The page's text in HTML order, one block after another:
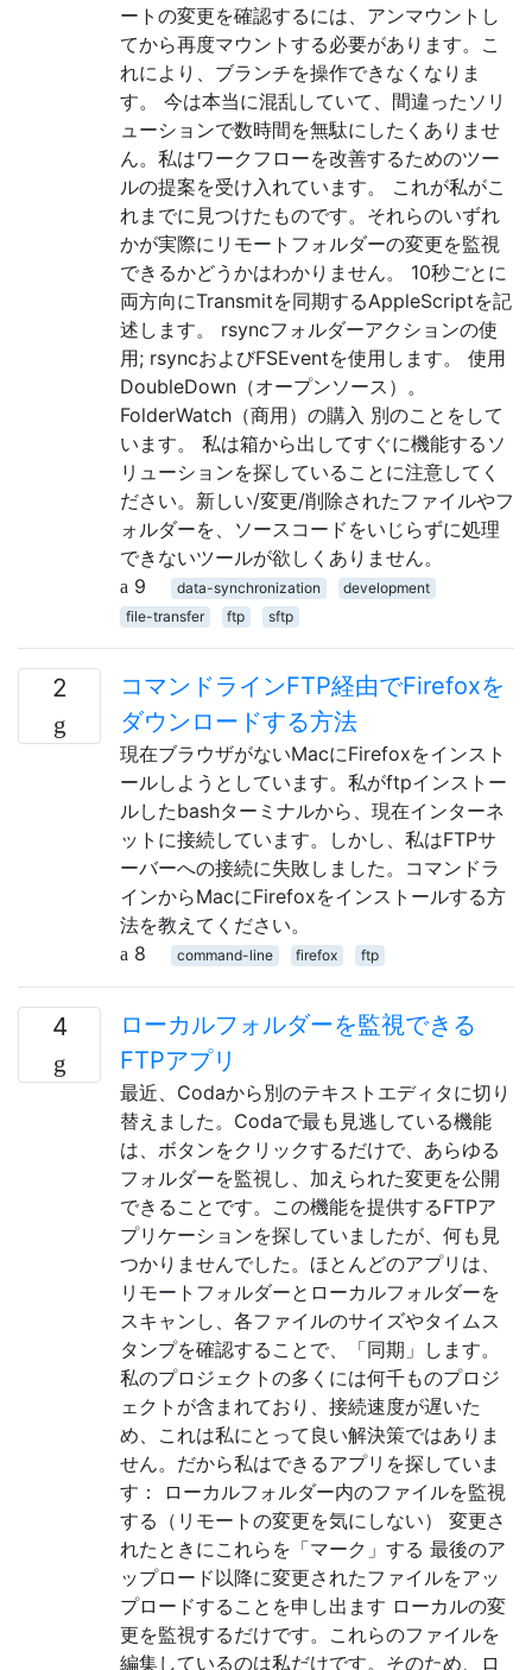
ートの変更を確認するには、アンマウントし
てから再度マウントする必要があります。こ
れにより、ブランチを操作できなくなりま
す。 今は本当に混乱していて、間違ったソリ
ューションで数時間を無駄にしたくありませ
ん。私はワークフローを改善するためのツー
ルの提案を受け入れています。 これが私がこ
れまでに見つけたものです。それらのいずれ
かが実際にリモートフォルダーの変更を監視
できるかどうかはわかりません。 10秒ごとに
両方向にTransmitを同期するAppleScriptを記
述します。 rsyncフォルダーアクションの使
用; rsyncおよびFSEventを使用します。 使用
DoubleDown（オープンソース）。
FolderWatch（商用）の購入 別のことをして
います。 私は箱から出してすぐに機能するソ
リューションを探していることに注意してく
ださい。新しい/変更/削除されたファイルやフ
ォルダーを、ソースコードをいじらずに処理
できないツールが欲しくありません。
9
data-synchronization
development
file-transfer
ftp sftp
2
コマンドラインFTP経由でFirefoxを
ダウンロードする方法
現在ブラウザがないMacにFirefoxをインスト
ールしようとしています。私がftpインストー
ルしたbashターミナルから、現在インターネ
ットに接続しています。しかし、私はFTPサ
ーバーへの接続に失敗しました。コマンドラ
インからMacにFirefoxをインストールする方
法を教えてください。
8
command-line firefox ftp
4
ローカルフォルダーを監視できる
FTPアプリ
最近、Codaから別のテキストエディタに切り
替えました。Codaで最も見逃している機能
は、ボタンをクリックするだけで、あらゆる
フォルダーを監視し、加えられた変更を公開
できることです。この機能を提供するFTPア
プリケーションを探していましたが、何も見
つかりませんでした。ほとんどのアプリは、
リモートフォルダーとローカルフォルダーを
スキャンし、各ファイルのサイズやタイムス
タンプを確認することで、「同期」します。
私のプロジェクトの多くには何千ものプロジ
ェクトが含まれており、接続速度が遅いた
め、これは私にとって良い解決策ではありま
せん。だから私はできるアプリを探していま
す： ローカルフォルダー内のファイルを監視
する（リモートの変更を気にしない） 変更さ
れたときにこれらを「マーク」する 最後のア
ップロード以降に変更されたファイルをアッ
プロードすることを申し出ます ローカルの変
更を監視するだけです。これらのファイルを
編集しているのは私だけです。そのため、ロ